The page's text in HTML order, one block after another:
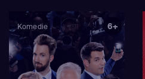
Komedie 6+